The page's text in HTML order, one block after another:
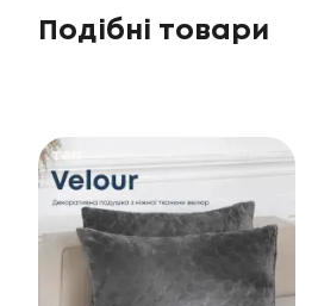
Подібні товари